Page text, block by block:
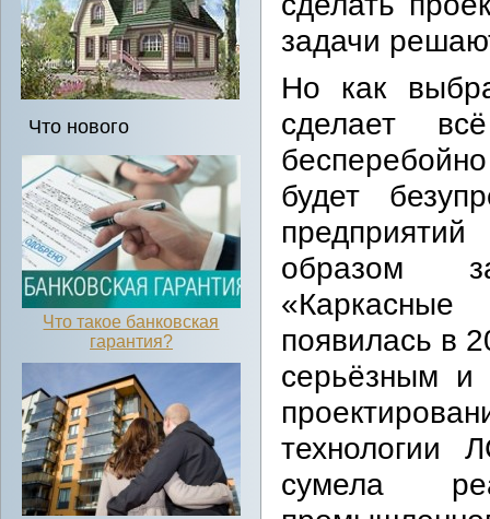
Что нового
Что такое банковская
гарантия?
задачи
Но как
сделает
будет
образом
«Каркасные
появилась в
серьёзным и
технологии
сумела